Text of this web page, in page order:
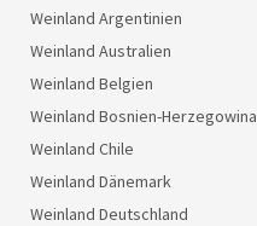
Weinland Argentinien
Weinland Australien
Weinland Belgien
Weinland Bosnien-Herzegowina
Weinland Chile
Weinland Dänemark
Weinland Deutschland